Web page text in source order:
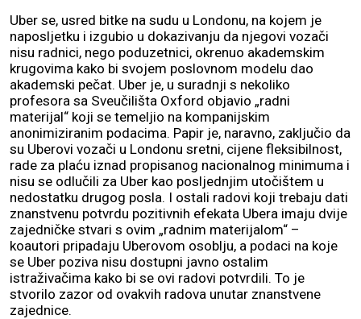
Uber se, usred bitke na sudu u Londonu, na kojem je
naposljetku i izgubio u dokazivanju da njegovi vozači
nisu radnici, nego poduzetnici, okrenuo akademskim
krugovima kako bi svojem poslovnom modelu dao
akademski pečat. Uber je, u suradnji s nekoliko
profesora sa Sveučilišta Oxford objavio „radni
materijal“ koji se temeljio na kompanijskim
anonimiziranim podacima. Papir je, naravno, zaključio da
su Uberovi vozači u Londonu sretni, cijene fleksibilnost,
rade za plaću iznad propisanog nacionalnog minimuma i
nisu se odlučili za Uber kao posljednjim utočištem u
nedostatku drugog posla. I ostali radovi koji trebaju dati
znanstvenu potvrdu pozitivnih efekata Ubera imaju dvije
zajedničke stvari s ovim „radnim materijalom“ –
koautori pripadaju Uberovom osoblju, a podaci na koje
se Uber poziva nisu dostupni javno ostalim
istraživačima kako bi se ovi radovi potvrdili. To je
stvorilo zazor od ovakvih radova unutar znanstvene
zajednice.